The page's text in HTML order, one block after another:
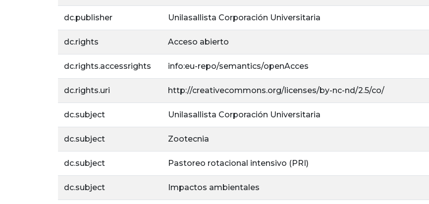
dc.publisher Unilasallista Corporación Universitaria
dc.rights Acceso abierto
dc.rights.accessrights info:eu-repo/semantics/openAcces
dc.rights.uri http://creativecommons.org/licenses/by-nc-nd/2.5/co/
dc.subject Unilasallista Corporación Universitaria
dc.subject Zootecnia
dc.subject Pastoreo rotacional intensivo (PRI)
dc.subject Impactos ambientales